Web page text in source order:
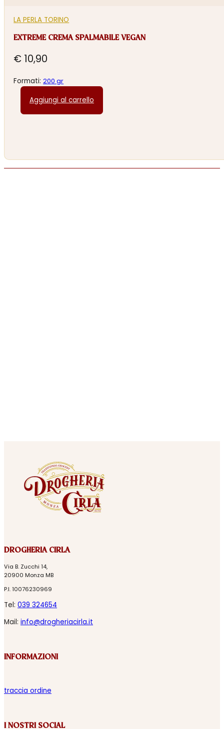
LA PERLA TORINO
EXTREME CREMA SPALMABILE VEGAN
€ 10,90
Formati:200 gr
Aggiungi al carrello
DROGHERIA CIRLA
Via B. Zucchi 14,
20900 Monza MB
P.I. 10076230969
Tel: 039 324654
Mail: info@drogheriacirla.it
INFORMAZIONI
traccia ordine
I NOSTRI SOCIAL